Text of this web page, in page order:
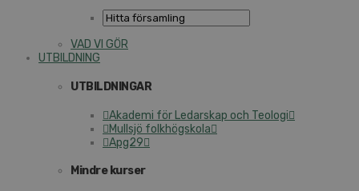
VAD VI GÖR
UTBILDNING
UTBILDNINGAR
Akademi för Ledarskap och Teologi
Mullsjö folkhögskola
Apg29
Mindre kurser